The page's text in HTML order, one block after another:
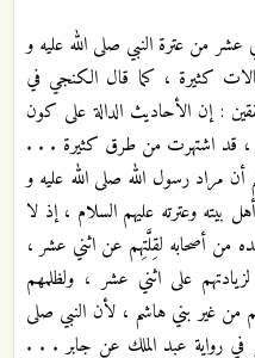
عشر من عترة النبي صلى الله عليه و
كثيرة ، كما قال الكنجي في
بعض المحققين : إن الأحاديث الدالة على كون
، قد اشتهرت من طرق كثيرة . . .
مراد رسول الله صلى الله عليه و
بيته وعترته عليهم السلام ، إذ لا
من أصحابه لقِلَّتِهم عن اثني عشر ،
على اثني عشر ، ولظلمهم
من غير بني هاشم ، لأن النبي صلى
في رواية عبد الملك عن جابر . . .